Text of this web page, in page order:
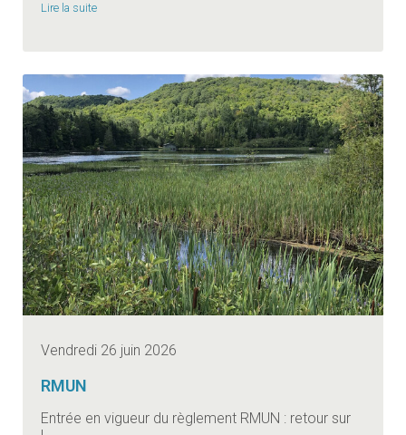
Lire la suite
Vendredi 26 juin 2026
RMUN
Entrée en vigueur du règlement RMUN : retour sur